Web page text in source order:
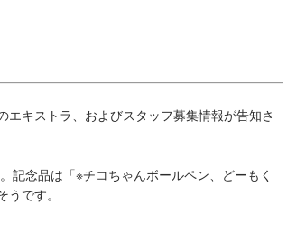
エキストラ、およびスタッフ募集情報が告知さ
記念品は「※チコちゃんボールペン、どーもく
です。